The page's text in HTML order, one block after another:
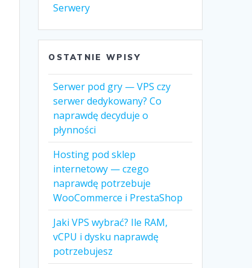
Serwery
OSTATNIE WPISY
Serwer pod gry — VPS czy
serwer dedykowany? Co
naprawdę decyduje o
płynności
Hosting pod sklep
internetowy — czego
naprawdę potrzebuje
WooCommerce i PrestaShop
Jaki VPS wybrać? Ile RAM,
vCPU i dysku naprawdę
potrzebujesz